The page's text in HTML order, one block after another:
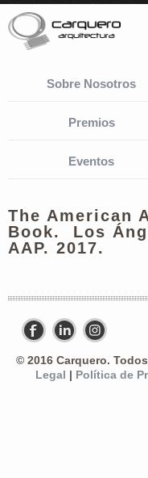
Sobre Nosotros
Premios
Eventos
The American
Book. Los
AAP. 2017.
© 2016 Carquero.
Legal | Política de